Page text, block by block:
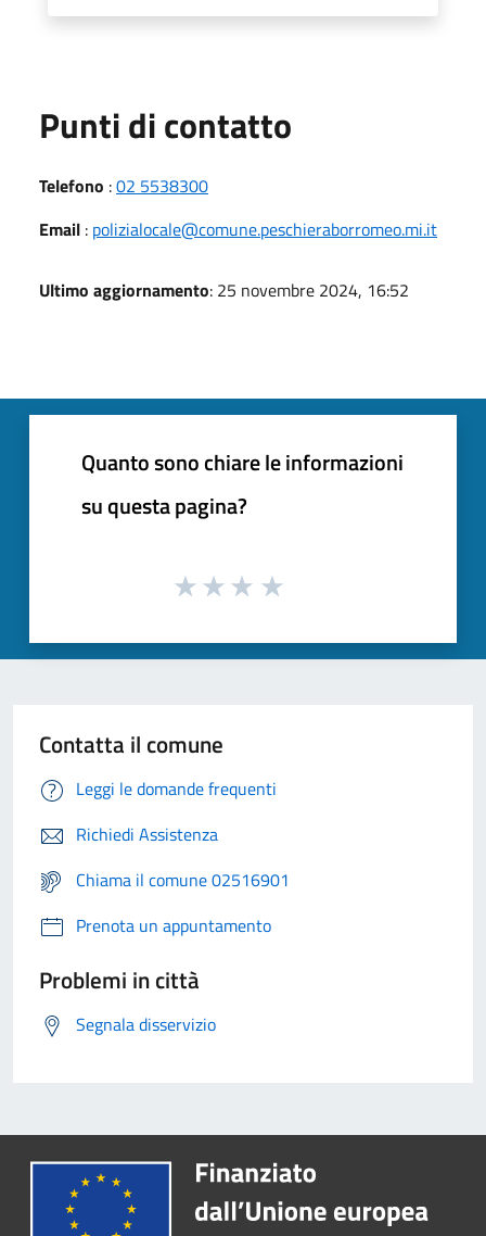
Punti di contatto
Telefono :02 5538300
Email : polizialocale@comune.peschieraborromeo.mi.it
Ultimo aggiornamento: 25 novembre 2024, 16:52
Quanto sono chiare le informazioni
su questa pagina?
Contatta il comune
Leggi le domande frequenti
Richiedi Assistenza
Chiama il comune 02516901
Prenota un appuntamento
Problemi in città
Segnala disservizio